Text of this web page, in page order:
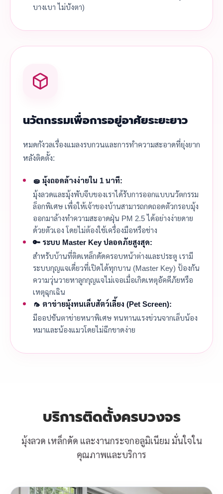
บางเบา ไม่บังตา)
นวัตกรรมเพื่อการอยู่อาศัยระยะยาว
หมดกังวลเรื่องแมลงรบกวนและการทำความสะอาดที่ยุ่งยาก
หลังติดตั้ง:
🧽 มุ้งถอดล้างง่ายใน 1 นาที:
มุ้งลวดและมุ้งพับจีบของเราได้รับการออกแบบนวัตกรรม
ล็อกพิเศษ เพื่อให้เจ้าของบ้านสามารถกดถอดตัวกรอบมุ้ง
ออกมาล้างทำความสะอาดฝุ่น PM 2.5 ได้อย่างง่ายดาย
ด้วยตัวเอง โดยไม่ต้องใช้เครื่องมือหรือช่าง
🔑 ระบบ Master Key ปลอดภัยสูงสุด:
สำหรับบ้านที่ติดเหล็กดัดครอบหน้าต่างและประตู เรามี
ระบบกุญแจเดี่ยวที่เปิดได้ทุกบาน (Master Key) ป้องกัน
ความวุ่นวายหาลูกกุญแจไม่เจอเมื่อเกิดเหตุอัคคีภัยหรือ
เหตุฉุกเฉิน
🦟 ตาข่ายมุ้งทนเล็บสัตว์เลี้ยง (Pet Screen):
มีออปชันตาข่ายหนาพิเศษ ทนทานแรงข่วนจากเล็บน้อง
หมาและน้องแมวโดยไม่ฉีกขาดง่าย
บริการติดตั้งครบวงจร
มุ้งลวด เหล็กดัด และงานกระจกอลูมิเนียม มั่นใจใน
คุณภาพและบริการ